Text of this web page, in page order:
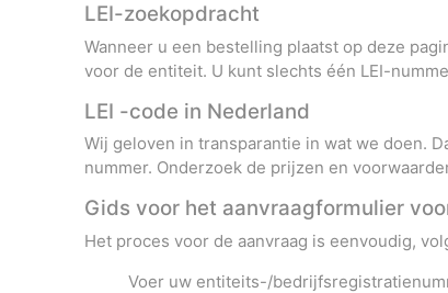
LEI-zoekopdracht
Wanneer u een bestelling plaatst op deze
voor de entiteit. U kunt slechts één LEI-
LEI -code in Nederland
Wij geloven in transparantie in wat we doen.
nummer. Onderzoek de prijzen en
Gids voor het aanvraagformulier
Het proces voor de aanvraag is eenvoudig,
Voer uw entiteits-/